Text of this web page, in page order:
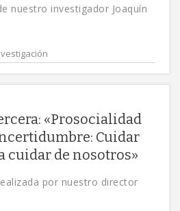
nuestro investigador Joaquín
«Prosocialidad
Cuidar
cuidar de nosotros»
por nuestro director